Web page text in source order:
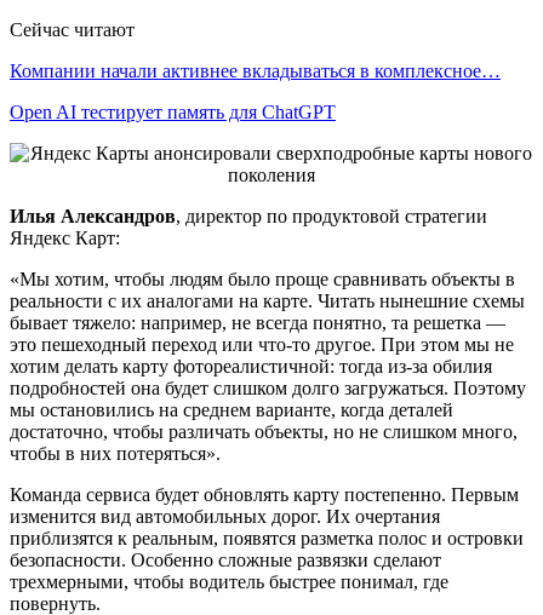
Сейчас читают
Компании начали активнее вкладываться в комплексное…
Open AI тестирует память для ChatGPT
Илья Александров, директор по продуктовой стратегии
Яндекс Карт:
«Мы хотим, чтобы людям было проще сравнивать объекты в
реальности с их аналогами на карте. Читать нынешние схемы
бывает тяжело: например, не всегда понятно, та решетка —
это пешеходный переход или что-то другое. При этом мы не
хотим делать карту фотореалистичной: тогда из-за обилия
подробностей она будет слишком долго загружаться. Поэтому
мы остановились на среднем варианте, когда деталей
достаточно, чтобы различать объекты, но не слишком много,
чтобы в них потеряться».
Команда сервиса будет обновлять карту постепенно. Первым
изменится вид автомобильных дорог. Их очертания
приблизятся к реальным, появятся разметка полос и островки
безопасности. Особенно сложные развязки сделают
трехмерными, чтобы водитель быстрее понимал, где
повернуть.